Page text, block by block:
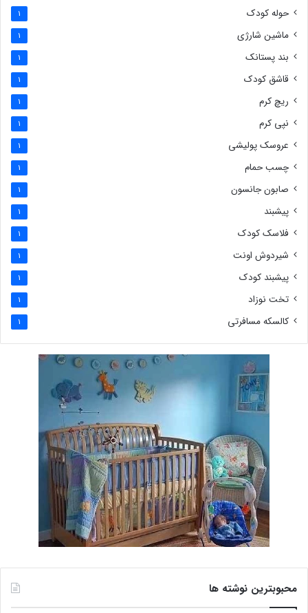
حوله کودک 1
ماشین شارژی 1
بند پستانک 1
قاشق کودک 1
ریچ کرم 1
نپی کرم 1
عروسک پولیشی 1
چسب حمام 1
صابون جانسون 1
پیشبند 1
فلاسک کودک 1
شیردوش اونت 1
پیشبند کودک 1
تخت نوزاد 1
کالسکه مسافرتی 1
محبوبترین نوشته ها